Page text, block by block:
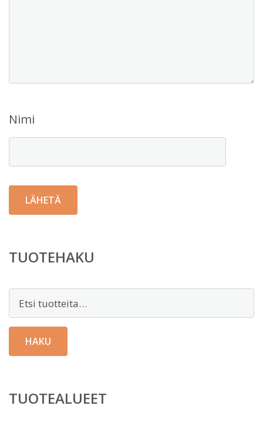
Nimi
TUOTEHAKU
HAKU
TUOTEALUEET